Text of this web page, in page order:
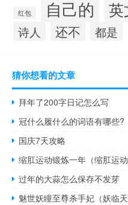
红包 自己的 英
诗人 还不 都是
猜你想看的文章
拜年了200字日记怎么写
冠什么履什么的词语有哪些?
国庆7天攻略
缩肛运动锻炼一年（缩肛运动
过年的大蒜怎么保存不发芽
魅世妖瞳至尊杀手妃（妖临天